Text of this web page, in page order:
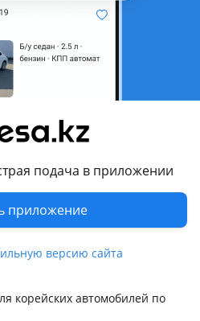
подача в приложении
приложение
версию сайта
соната в наличии 2021
корей автокөліктеріне
жеткізу.
корей маркаларына қажет
таңдаймын.
қолайлы баға және жедел
етемін.
корейских автомобилей по